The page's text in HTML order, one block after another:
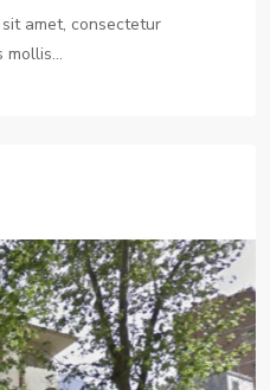
amet, consectetur
mollis…